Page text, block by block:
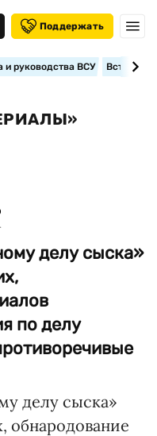
Поддержать
и руководства ВСУ
делу сыска»
по делу
делу сыска»